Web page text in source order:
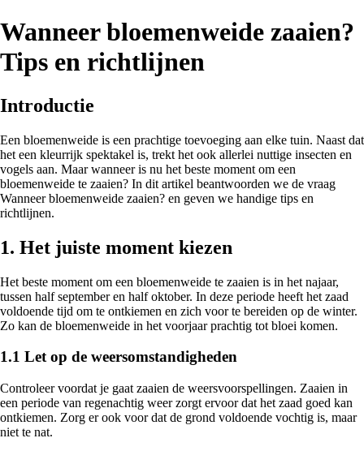
Wanneer bloemenweide zaaien?
Tips en richtlijnen
Introductie
Een bloemenweide is een prachtige toevoeging aan elke tuin. Naast dat
het een kleurrijk spektakel is, trekt het ook allerlei nuttige insecten en
vogels aan. Maar wanneer is nu het beste moment om een
bloemenweide te zaaien? In dit artikel beantwoorden we de vraag
Wanneer bloemenweide zaaien? en geven we handige tips en
richtlijnen.
1. Het juiste moment kiezen
Het beste moment om een bloemenweide te zaaien is in het najaar,
tussen half september en half oktober. In deze periode heeft het zaad
voldoende tijd om te ontkiemen en zich voor te bereiden op de winter.
Zo kan de bloemenweide in het voorjaar prachtig tot bloei komen.
1.1 Let op de weersomstandigheden
Controleer voordat je gaat zaaien de weersvoorspellingen. Zaaien in
een periode van regenachtig weer zorgt ervoor dat het zaad goed kan
ontkiemen. Zorg er ook voor dat de grond voldoende vochtig is, maar
niet te nat.